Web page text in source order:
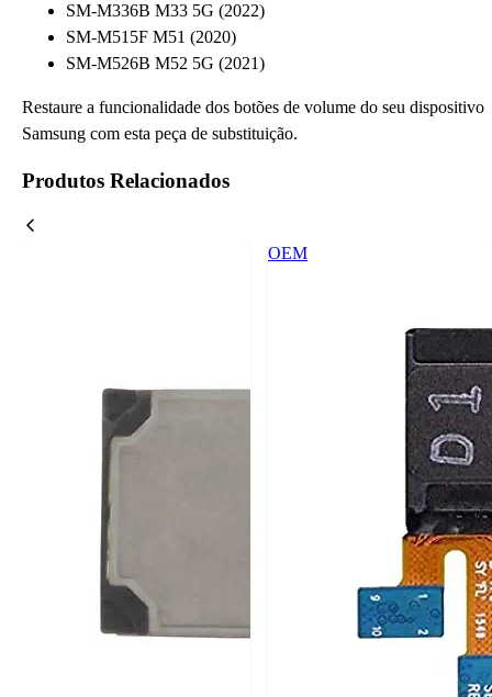
SM-M336B M33 5G (2022)
SM-M515F M51 (2020)
SM-M526B M52 5G (2021)
Restaure a funcionalidade dos botões de volume do seu dispositivo
Samsung com esta peça de substituição.
Produtos Relacionados
OEM